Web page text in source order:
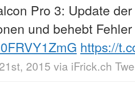
Pro 3: Update
und behebt Fehler
https://
2015 via iFrick.ch